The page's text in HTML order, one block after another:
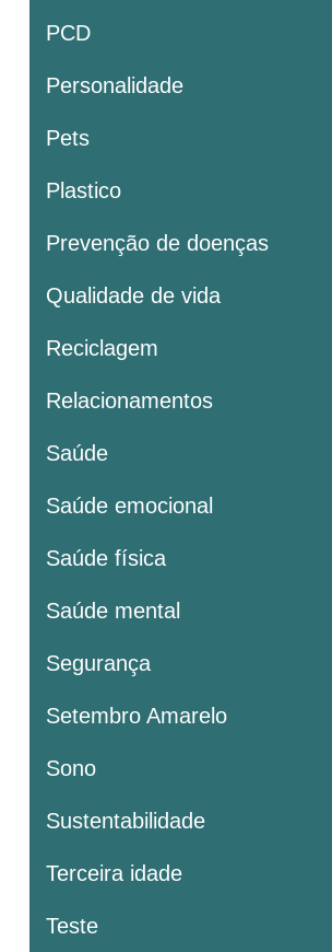
PCD
Personalidade
Pets
Plastico
Prevenção de doenças
Qualidade de vida
Reciclagem
Relacionamentos
Saúde
Saúde emocional
Saúde física
Saúde mental
Segurança
Setembro Amarelo
Sono
Sustentabilidade
Terceira idade
Teste